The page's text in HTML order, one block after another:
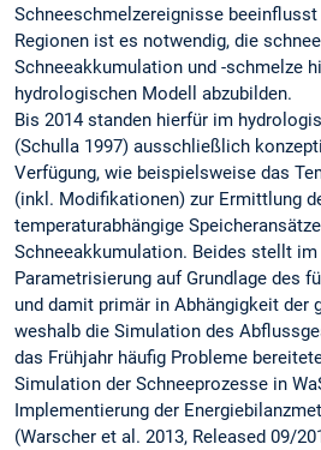
Schneeschmelzereignisse
Regionen ist es notwendig, die
Schneeakkumulation und -schmelze
hydrologischen Modell abzubilden.
Bis 2014 standen hierfür im
(Schulla 1997) ausschließlich
Verfügung, wie beispielsweise das
(inkl. Modifikationen) zur Ermittlung
temperaturabhängige
Schneeakkumulation. Beides stellt
Parametrisierung auf Grundlage des
und damit primär in Abhängigkeit der
weshalb die Simulation des
das Frühjahr häufig Probleme
Simulation der Schneeprozesse in
Implementierung der
(Warscher et al. 2013, Released 09/